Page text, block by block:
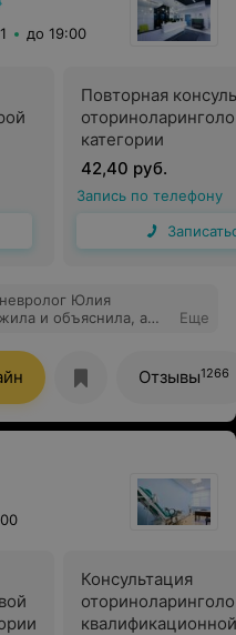
до 19:00
Повторная
категории
42,40 руб.
Запись по телефону
Юлия
и объяснила, а
ответила на все
обращаться еще
Еще
Отзывы1266
Консультация